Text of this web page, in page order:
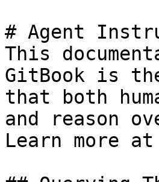
# Agent
This
GitBook is
that both
and reason
Learn more